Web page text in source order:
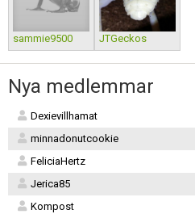
sammie9500 JTGeckos
Nya medlemmar
Dexievillhamat
minnadonutcookie
FeliciaHertz
Jerica85
Kompost